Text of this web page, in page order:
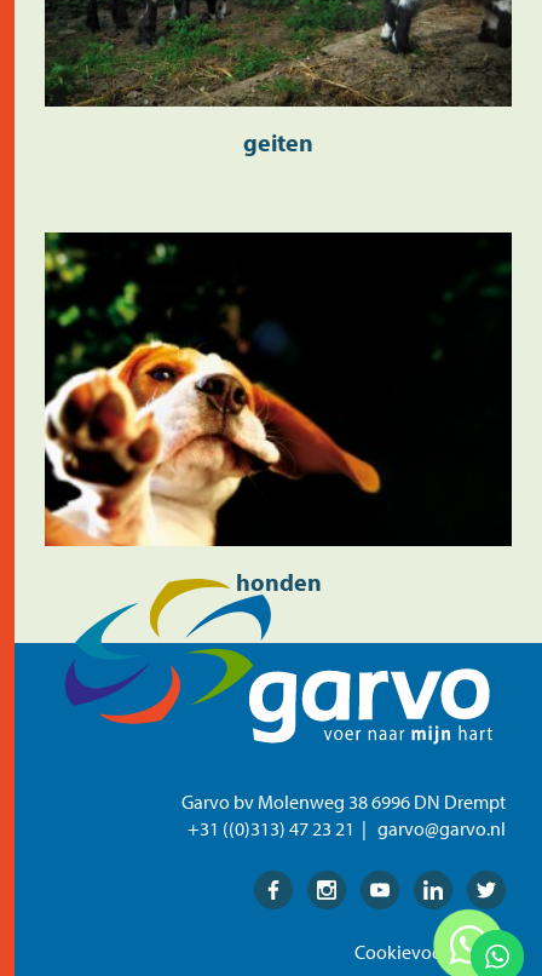
geiten
honden
Garvo bv Molenweg 38 6996 DN Drempt
+31 ((0)313) 47 23 21
garvo@garvo.nl
FacebookInstagramYoutubeLinkedinTwitter
Cookievoorkeuren